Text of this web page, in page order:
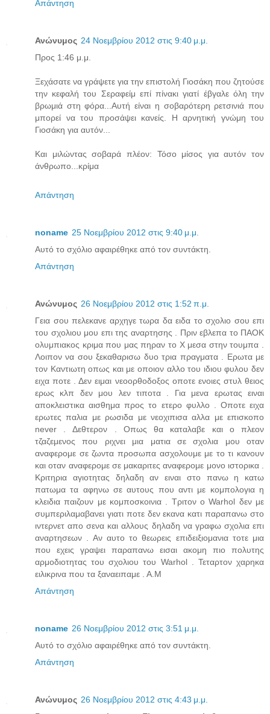
Απάντηση
Ανώνυμος 24 Νοεμβρίου 2012 στις 9:40 μ.μ.
Προς 1:46 μ.μ.
Ξεχάσατε να γράψετε για την επιστολή Γιοσάκη που ζητούσε
την κεφαλή του Σεραφείμ επί πίνακι γιατί έβγαλε όλη την
βρωμιά στη φόρα...Αυτή είναι η σοβαρότερη ρετσινιά που
μπορεί να του προσάψει κανείς. Η αρνητική γνώμη του
Γιοσάκη για αυτόν...
Και μιλώντας σοβαρά πλέον: Τόσο μίσος για αυτόν τον
άνθρωπο...κρίμα
Απάντηση
noname 25 Νοεμβρίου 2012 στις 9:40 μ.μ.
Αυτό το σχόλιο αφαιρέθηκε από τον συντάκτη.
Απάντηση
Ανώνυμος 26 Νοεμβρίου 2012 στις 1:52 π.μ.
Γεια σου πελεκανε αρχηγε τωρα δα ειδα το σχολιο σου επι
του σχολιου μου επι της αναρτησης . Πριν εβλεπα το ΠΑΟΚ
ολυμπιακος κριμα που μας πηραν το Χ μεσα στην τουμπα .
Λοιπον να σου ξεκαθαρισω δυο τρια πραγματα . Ερωτα με
τον Καντιωτη οπως και με οποιον αλλο του ιδιου φυλου δεν
ειχα ποτε . Δεν ειμαι νεοορθοδοξος οποτε ενοιες στυλ θειος
ερως κλπ δεν μου λεν τιποτα . Για μενα ερωτας ειναι
αποκλειστικα αισθημα προς το ετερο φυλλο . Οποτε ειχα
ερωτες παλια με ρωσιδα με νεοχιπισα αλλα με επισκοπο
never . Δεθτερον . Οπως θα καταλαβε και ο πλεον
τζαζεμενος που ριχνει μια ματια σε σχολια μου οταν
αναφερομε σε ζωντα προσωπα ασχολουμε με το τι κανουν
και οταν αναφερομε σε μακαριτες αναφερομε μονο ιστορικα .
Κριτηρια αγιοτητας δηλαδη αν ειναι στο πανω η κατω
πατωμα τα αφηνω σε αυτους που αντι με κομπολογια η
κλειδια παιζουν με κομποσκοινια . Τριτον ο Warhol δεν με
συμπεριλαμαβανει γιατι ποτε δεν εκανα κατι παραπανω στο
ιντερνετ απο σενα και αλλους δηλαδη να γραφω σχολια επι
αναρτησεων . Αν αυτο το θεωρεις επιδειξιομανια τοτε μια
που εχεις γραψει παραπανω εισαι ακομη πιο πολυτης
αρμοδιοτητας του σχολιου του Warhol . Τεταρτον χαρηκα
ειλικρινα που τα ξαναειπαμε . Α.Μ
Απάντηση
noname 26 Νοεμβρίου 2012 στις 3:51 μ.μ.
Αυτό το σχόλιο αφαιρέθηκε από τον συντάκτη.
Απάντηση
Ανώνυμος 26 Νοεμβρίου 2012 στις 4:43 μ.μ.